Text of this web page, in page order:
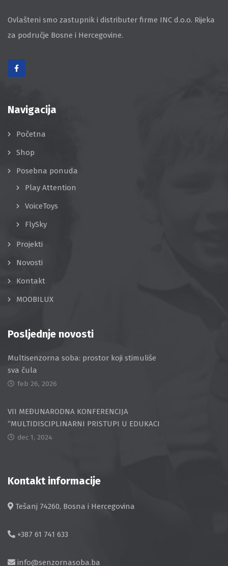
Ovlašteni smo zastupnik i distributer firme INC d.o.o. Rijeka
za područje Bosne i Hercegovine.
Navigacija
Početna
Shop
Posebna ponuda
Play Attention
VoiceToys
FlySky
Projekti
Novosti
Kontakt
MOOBILUX
Posljednje novosti
Multisenzorna soba: prostor koji stimuliše
sva čula
feb 26, 2026
VII MEĐUNARODNA KONFERENCIJA
“MULTIDISCIPLINARNI PRISTUPI U EDUKACI
dec 1, 2024
Kontakt informacije
Tešanj 74260, Bosna i Hercegovina
+387 61 741 633
info@senzornasoba.ba